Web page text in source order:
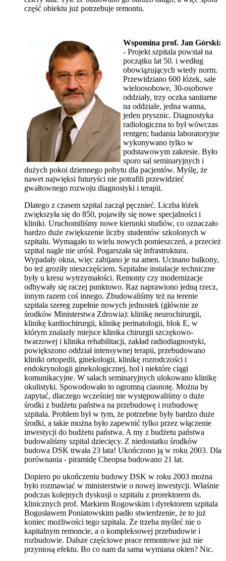
część obiektu już potrzebuje remontu.
Wspomina prof. Jan Górski:
- Projekt szpitala powstał na
początku lat 50. i według
obowiązujących wtedy norm.
Przewidziano 600 łóżek, sale
wieloosobowe, 30-osobowe
oddziały, trzy oczka sanitarne
na oddziale, jedna wanna,
jeden prysznic. Diagnostyka
radiologiczna to był wówczas
rentgen; badania laboratoryjne
wykonywano tylko w
podstawowym zakresie. Było
sporo sal seminaryjnych i
dużych pokoi dziennego pobytu dla pacjentów. Myślę, że
nawet najwięksi futuryści nie potrafili przewidzieć
gwałtownego rozwoju diagnostyki i terapii.
Dlatego z czasem szpital zaczął pęcznieć. Liczba łóżek
zwiększyła się do 850, pojawiły się nowe specjalności i
kliniki. Uruchomiliśmy nowe kierunki studiów, co oznaczało
bardzo duże zwiększenie liczby studentów szkolonych w
szpitalu. Wymagało to wielu nowych pomieszczeń, a przecież
szpital nagle nie urósł. Pogarszała się infrastruktura.
Wypadały okna, więc zabijano je na amen. Ucinano balkony,
bo też groziły nieszczęściem. Szpitalne instalacje techniczne
były u kresu wytrzymałości. Remonty czy modernizacje
odbywały się raczej punktowo. Raz naprawiono jedną rzecz,
innym razem coś innego. Zbudowaliśmy też na terenie
szpitala szereg zupełnie nowych jednostek (głównie ze
środków Ministerstwa Zdrowia): klinikę neurochirurgii,
klinikę kardiochirurgii, klinikę perinatologii, blok E, w
którym znalazły miejsce klinika chirurgii szczękowo-
twarzowej i klinika rehabilitacji, zakład radiodiagnostyki,
powiększono oddział intensywnej terapii, przebudowano
kliniki ortopedii, ginekologii, klinikę rozrodczości i
endokrynologii ginekologicznej, hol i niektóre ciągi
komunikacyjne. W salach seminaryjnych ulokowano klinikę
okulistyki. Spowodowało to ogromną ciasnotę. Można by
zapytać, dlaczego wcześniej nie występowaliśmy o duże
środki z budżetu państwa na przebudowę i rozbudowę
szpitala. Problem był w tym, że potrzebne były bardzo duże
środki, a takie można było zapewnić tylko przez włączenie
inwestycji do budżetu państwa. A my z budżetu państwa
budowaliśmy szpital dziecięcy. Z niedostatku środków
budowa DSK trwała 23 lata! Ukończono ją w roku 2003. Dla
porównania - piramidę Cheopsa budowano 21 lat.
Dopiero po ukończeniu budowy DSK w roku 2003 można
było rozmawiać w ministerstwie o nowej inwestycji. Właśnie
podczas kolejnych dyskusji o szpitalu z prorektorem ds.
klinicznych prof. Markiem Rogowskim i dyrektorem szpitala
Bogusławem Poniatowskim padło stwierdzenie, że to już
koniec możliwości tego szpitala. Że trzeba myśleć nie o
kapitalnym remoncie, a o kompleksowej przebudowie i
rozbudowie. Dalsze częściowe prace remontowe już nie
przyniosą efektu. Bo co nam da sama wymiana okien? Nic.